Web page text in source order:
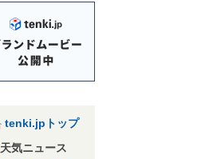
tenki.jpトップ
天気ニュース